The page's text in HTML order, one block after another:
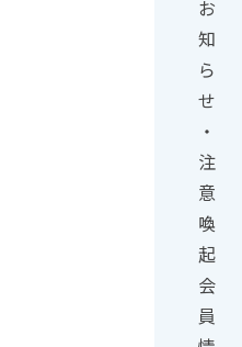
お
知
ら
せ
・
注
意
喚
起
会
員